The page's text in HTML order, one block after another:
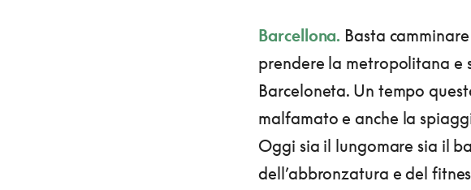
Barcellona. Basta
prendere la metropolitana e
Barceloneta. Un tempo
malfamato e anche la
Oggi sia il lungomare sia il
dell’abbronzatura e del